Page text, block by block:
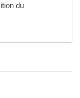
du